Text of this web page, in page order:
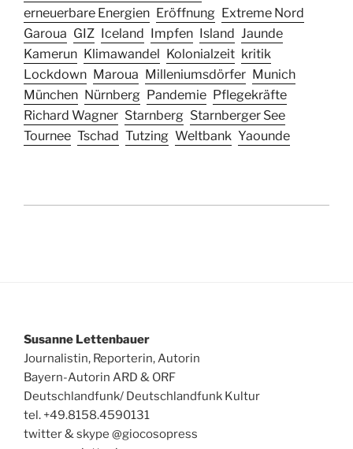
erneuerbare Energien Eröffnung Extreme Nord
Garoua GIZ Iceland Impfen Island Jaunde
Kamerun Klimawandel Kolonialzeit kritik
Lockdown Maroua Milleniumsdörfer Munich
München Nürnberg Pandemie Pflegekräfte
Richard Wagner Starnberg Starnberger See
Tournee Tschad Tutzing Weltbank Yaounde
Susanne Lettenbauer
Journalistin, Reporterin, Autorin
Bayern-Autorin ARD & ORF
Deutschlandfunk/ Deutschlandfunk Kultur
tel. +49.8158.4590131
twitter & skype @giocosopress